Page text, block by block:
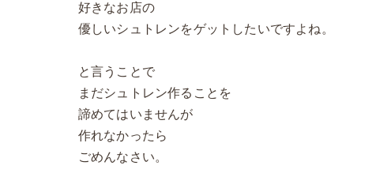
好きなお店の
優しいシュトレンをゲットしたいですよね。
と言うことで
まだシュトレン作ることを
諦めてはいませんが
作れなかったら
ごめんなさい。